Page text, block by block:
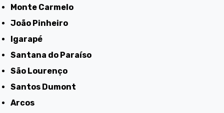
Monte Carmelo
João Pinheiro
Igarapé
Santana do Paraíso
São Lourenço
Santos Dumont
Arcos